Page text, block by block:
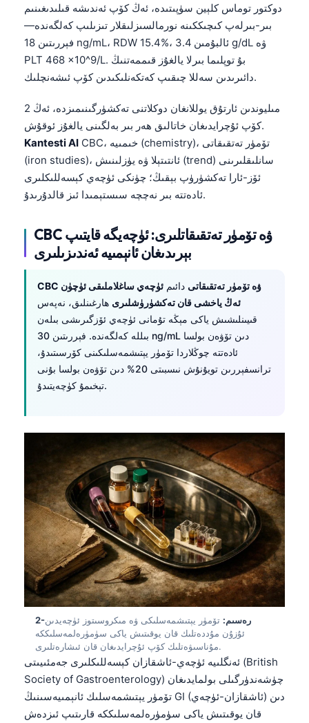
دوكتور توماس كلېين سۈپىتىدە، ئەڭ كۆپ ئەندىشە قىلىدىغىنىم
بىر-بىرلەپ كىچىككىنە نورمالسىزلىقلار تىزىلىپ كەلگەندە—
فېررىتىن 18 ng/mL، RDW 15.4%، ئالبۇمىن 3.4 g/dL ۋە
PLT 468 x10^9/L. بۇ توپلىما بىرلا يالغۇز قىممەتنىڭ
دائىرىدىن سەللا چىقىپ كەتكەنلىكىدىن كۆپ ئىشەنچلىك.
2 مىليوندىن ئارتۇق يوللانغان دوكلاتنى تەكشۈرگىنىمىزدە، ئەڭ
كۆپ ئۇچرايدىغان خاتالىق ھەر بىر بەلگىنى يالغۇز ئوقۇش.
Kantesti AI CBC، خىمىيە (chemistry)، تۆمۈر تەتقىقاتى
(iron studies)، ئانتىتېلا ۋە يۈزلىنىش (trend) سانلىقلىرىنى
ئۆز-ئارا تەكشۈرۈپ بېقىڭ؛ چۈنكى ئۈچەي كېسەللىكلىرى
ئادەتتە بىر نەچچە سىستېمىدا ئىز قالدۇرىدۇ.
CBC ۋە تۆمۈر تەتقىقاتلىرى: ئۈچەيگە قايتىپ
بېرىدىغان ئانېمىيە ئەندىزىلىرى
CBC ۋە تۆمۈر تەتقىقاتى دائىم ئۈچەي ساغلاملىقى ئۈچۈن
ئەڭ ياخشى قان تەكشۈرۈشلىرى ھارغىنلىق، نەپەس
قىيىنلىشىش ياكى مېڭە تۇمانى ئۈچەي ئۆزگىرىشى بىلەن
بىللە كەلگەندە. فېررىتىن 30 ng/mL دىن تۆۋەن بولسا
ئادەتتە چوڭلاردا تۆمۈر يېتىشمەسلىكىنى كۆرسىتىدۇ،
ترانسفېررىن تويۇنۇش نىسبىتى 20% دىن تۆۋەن بولسا بۇنى
تېخىمۇ كۈچەيتىدۇ.
2-رەسىم: تۆمۈر يېتىشمەسلىكى ۋە مىكروسىتوز ئۈچەيدىن
ئۇزۇن مۇددەتلىك قان يوقىتىش ياكى سۈمۈرەلمەسلىككە
مۇناسىۋەتلىك كۆپ ئۇچرايدىغان قان ئىشارەتلىرى.
ئەنگلىيە ئۈچەي-ئاشقازان كېسەللىكلىرى جەمئىيىتى (British
Society of Gastroenterology) چۈشەندۈرگىلى بولمايدىغان
تۆمۈر يېتىشمەسلىك ئانېمىيەسىنىڭ GI (ئاشقازان-ئۈچەي) دىن
قان يوقىتىش ياكى سۈمۈرەلمەسلىككە قارىتىپ ئىزدەش